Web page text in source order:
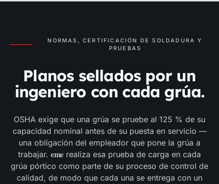
NORMAS, CERTIFICACIÓN DE SOLDADURA Y
PRUEBAS
Planos sellados por un
ingeniero con cada grúa.
OSHA exige que una grúa se pruebe al 125 % de su
capacidad nominal antes de su puesta en servicio —
una obligación del empleador que pone la grúa a
trabajar. eme realiza esa prueba de carga en cada
grúa pórtico como parte de su proceso de control de
calidad, de modo que cada una se entrega con un